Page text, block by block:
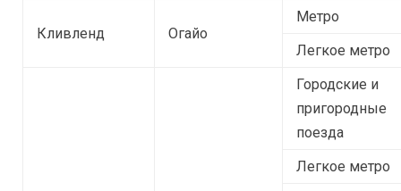
Кливленд Огайо
Метро
Легкое метро
Городские и
пригородные
поезда
Легкое метро